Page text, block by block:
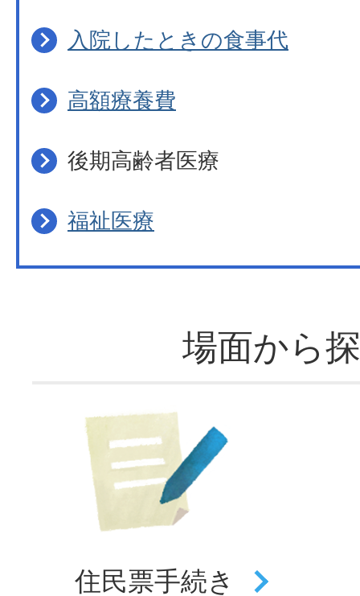
入院したときの食事代
高額療養費
後期高齢者医療
福祉医療
場面から
住民票手続き